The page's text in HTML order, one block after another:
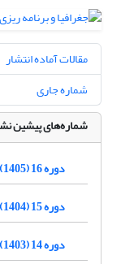
مقالات آماده انتشار
شماره جاری
شماره‌های پیشین
دوره 16 (1405)
دوره 15 (1404)
دوره 14 (1403)